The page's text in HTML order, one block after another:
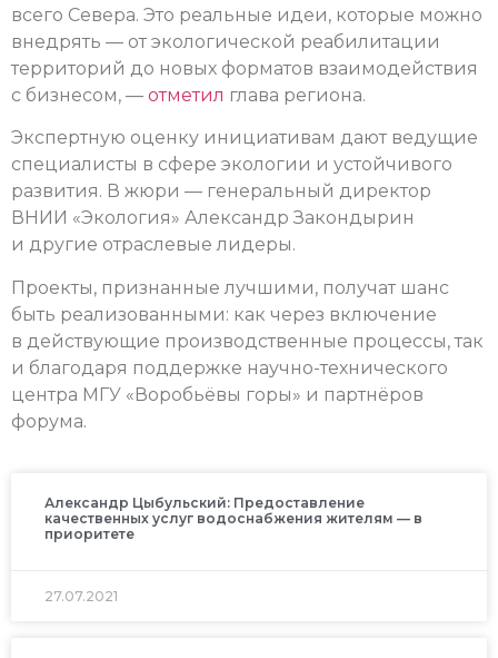
всего Севера. Это реальные идеи, которые можно
внедрять — от экологической реабилитации
территорий до новых форматов взаимодействия
с бизнесом, — отметил глава региона.
Экспертную оценку инициативам дают ведущие
специалисты в сфере экологии и устойчивого
развития. В жюри — генеральный директор
ВНИИ «Экология» Александр Закондырин
и другие отраслевые лидеры.
Проекты, признанные лучшими, получат шанс
быть реализованными: как через включение
в действующие производственные процессы, так
и благодаря поддержке научно-технического
центра МГУ «Воробьёвы горы» и партнёров
форума.
Александр Цыбульский: Предоставление
качественных услуг водоснабжения жителям — в
приоритете
27.07.2021